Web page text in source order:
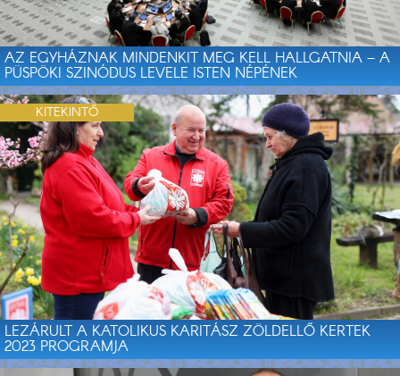
AZ EGYHÁZNAK MINDENKIT MEG KELL HALLGATNIA – A
PÜSPÖKI SZINÓDUS LEVELE ISTEN NÉPÉNEK
LEZÁRULT A KATOLIKUS KARITÁSZ ZÖLDELLŐ KERTEK
2023 PROGRAMJA
KITEKINTŐ